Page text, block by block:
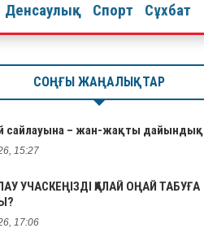
Денсаулық Спорт Сұхбат
СОҢҒЫ ЖАҢАЛЫҚТАР
сайлауына – жан-жақты дайындық
15:27
УЧАСКЕҢІЗДІ ҚАЛАЙ ОҢАЙ ТАБУҒА
17:06